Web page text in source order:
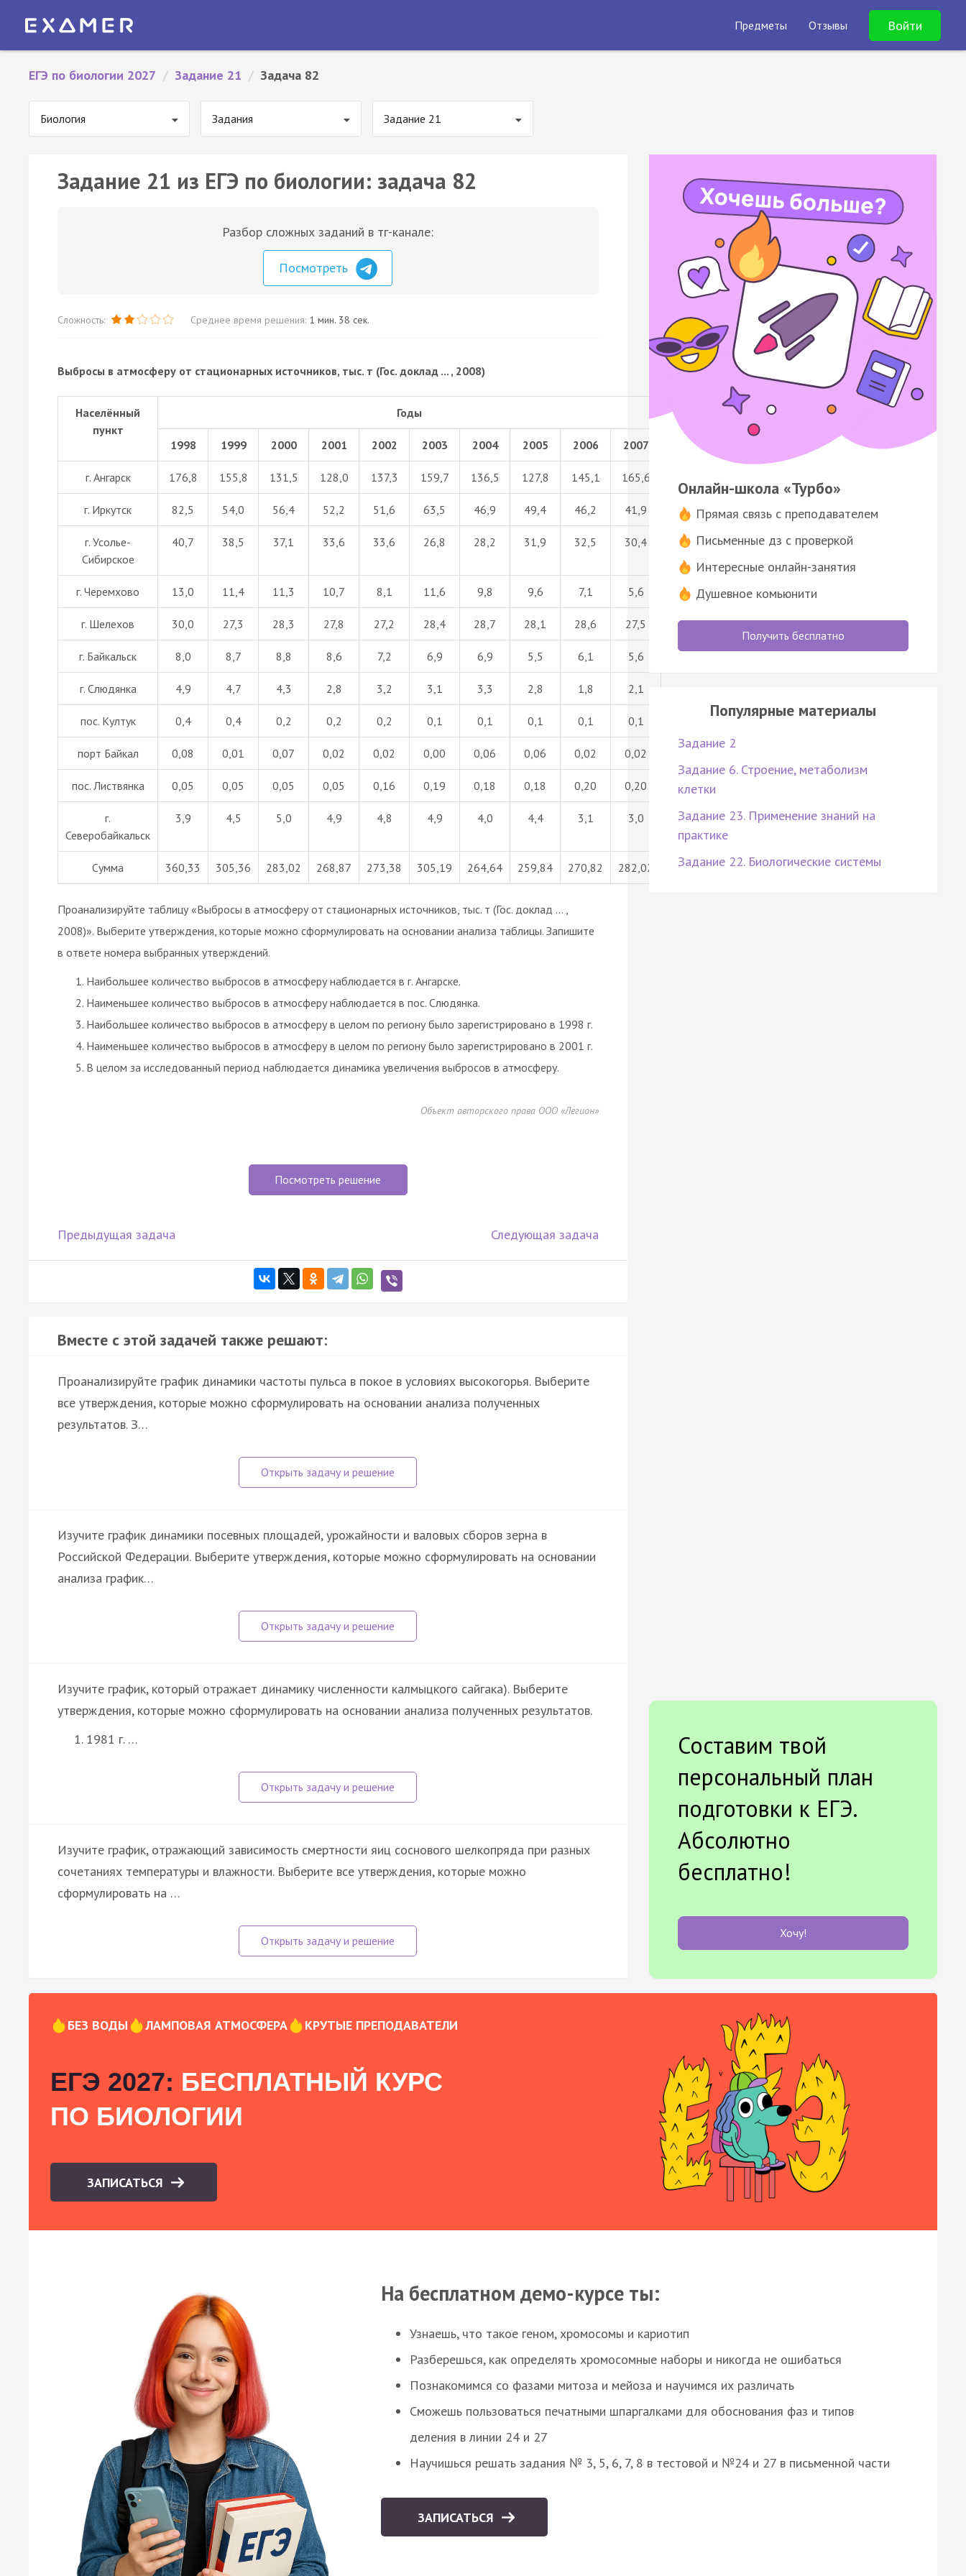
Предметы Отзывы Войти
ЕГЭ по биологии 2027 / Задание 21 / Задача 82
Биология Задания Задание 21
Задание 21 из ЕГЭ по биологии: задача 82
Разбор сложных заданий в тг-канале:
Посмотреть
Сложность: Среднее время решения: 1 мин. 38 сек.
Выбросы в атмосферу от стационарных источников, тыс. т (Гос. доклад ... , 2008)
Населённый
пункт
Годы
1998 1999 2000 2001 2002 2003 2004 2005 2006 2007
г. Ангарск 176,8 155,8 131,5 128,0 137,3 159,7 136,5 127,8 145,1 165,6
г. Иркутск 82,5 54,0 56,4 52,2 51,6 63,5 46,9 49,4 46,2 41,9
г. Усолье-
Сибирское
40,7 38,5 37,1 33,6 33,6 26,8 28,2 31,9 32,5 30,4
г. Черемхово 13,0 11,4 11,3 10,7 8,1 11,6 9,8 9,6 7,1 5,6
г. Шелехов 30,0 27,3 28,3 27,8 27,2 28,4 28,7 28,1 28,6 27,5
г. Байкальск 8,0 8,7 8,8 8,6 7,2 6,9 6,9 5,5 6,1 5,6
г. Слюдянка 4,9 4,7 4,3 2,8 3,2 3,1 3,3 2,8 1,8 2,1
пос. Култук 0,4 0,4 0,2 0,2 0,2 0,1 0,1 0,1 0,1 0,1
порт Байкал 0,08 0,01 0,07 0,02 0,02 0,00 0,06 0,06 0,02 0,02
пос. Листвянка 0,05 0,05 0,05 0,05 0,16 0,19 0,18 0,18 0,20 0,20
г.
Северобайкальск
3,9 4,5 5,0 4,9 4,8 4,9 4,0 4,4 3,1 3,0
Сумма 360,33 305,36 283,02 268,87 273,38 305,19 264,64 259,84 270,82 282,02
Проанализируйте таблицу «Выбросы в атмосферу от стационарных источников, тыс. т (Гос. доклад … ,
2008)». Выберите утверждения, которые можно сформулировать на основании анализа таблицы. Запишите
в ответе номера выбранных утверждений.
Наибольшее количество выбросов в атмосферу наблюдается в г. Ангарске.
Наименьшее количество выбросов в атмосферу наблюдается в пос. Слюдянка.
Наибольшее количество выбросов в атмосферу в целом по региону было зарегистрировано в 1998 г.
Наименьшее количество выбросов в атмосферу в целом по региону было зарегистрировано в 2001 г.
В целом за исследованный период наблюдается динамика увеличения выбросов в атмосферу.
Объект авторского права ООО «Легион»
Посмотреть решение
Предыдущая задача Следующая задача
Вместе с этой задачей также решают:
Проанализируйте график динамики частоты пульса в покое в условиях высокогорья. Выберите
все утверждения, которые можно сформулировать на основании анализа полученных
результатов. З…
Изучите график динамики посевных площадей, урожайности и валовых сборов зерна в
Российской Федерации. Выберите утверждения, которые можно сформулировать на основании
анализа график…
Изучите график, который отражает динамику численности калмыцкого сайгака). Выберите
утверждения, которые можно сформулировать на основании анализа полученных результатов.
1981 г. …
Изучите график, отражающий зависимость смертности яиц соснового шелкопряда при разных
сочетаниях температуры и влажности. Выберите все утверждения, которые можно
сформулировать на …
Онлайн-школа «Турбо»
Прямая связь с преподавателем
Письменные дз с проверкой
Интересные онлайн-занятия
Душевное комьюнити
Получить бесплатно
Популярные материалы
Задание 2
Задание 6. Строение, метаболизм
клетки
Задание 23. Применение знаний на
практике
Задание 22. Биологические системы
Составим твой
персональный план
подготовки к ЕГЭ.
Абсолютно
бесплатно!
Хочу!
БЕЗ ВОДЫ ЛАМПОВАЯ АТМОСФЕРА КРУТЫЕ ПРЕПОДАВАТЕЛИ
ЕГЭ 2027: БЕСПЛАТНЫЙ КУРС
ПО БИОЛОГИИ
ЗАПИСАТЬСЯ
На бесплатном демо-курсе ты:
Узнаешь, что такое геном, хромосомы и кариотип
Разберешься, как определять хромосомные наборы и никогда не ошибаться
Познакомимся со фазами митоза и мейоза и научимся их различать
Сможешь пользоваться печатными шпаргалками для обоснования фаз и типов
деления в линии 24 и 27
Научишься решать задания № 3, 5, 6, 7, 8 в тестовой и №24 и 27 в письменной части
ЗАПИСАТЬСЯ